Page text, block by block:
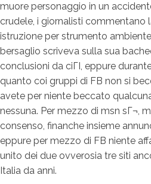
muore personaggio in un
crudele, i giornalisti commentano
istruzione per strumento
bersaglio scriveva sulla sua
conclusioni da ciГІ, eppure
quanto coi gruppi di FB non si
avete per niente beccato
nessuna. Per mezzo di msn sГ¬,
consenso, finanche insieme
eppure per mezzo di FB niente
unito dei due ovverosia tre siti
Italia da anni.